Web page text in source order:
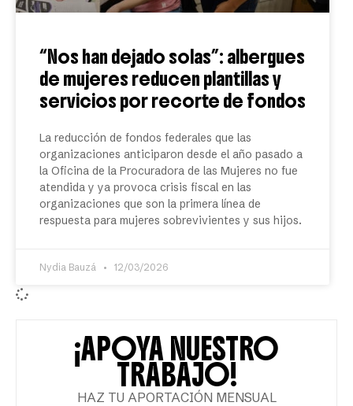
“Nos han dejado solas”: albergues
de mujeres reducen plantillas y
servicios por recorte de fondos
La reducción de fondos federales que las
organizaciones anticiparon desde el año pasado a
la Oficina de la Procuradora de las Mujeres no fue
atendida y ya provoca crisis fiscal en las
organizaciones que son la primera línea de
respuesta para mujeres sobrevivientes y sus hijos.
Nydia Bauzá 12/03/2026
¡APOYA NUESTRO
TRABAJO!
HAZ TU APORTACIÓN MENSUAL